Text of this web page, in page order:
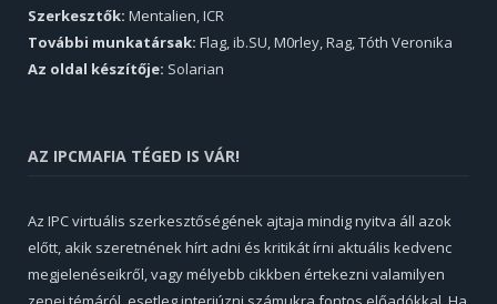
Szerkesztők: Mentalien, ICR
További munkatársak: Flag, ib.SU, M0rley, Rag, Tóth Veronika
Az oldal készítője: Solarian
AZ IPCMAFIA TÉGED IS VÁR!
Az IPC virtuális szerkesztőségének ajtaja mindig nyitva áll azok
előtt, akik szeretnének hírt adni és kritikát írni aktuális kedvenc
megjelenéseikről, vagy mélyebb cikkben értekezni valamilyen